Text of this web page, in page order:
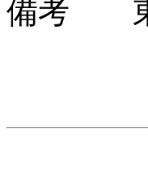
備考 東
退去